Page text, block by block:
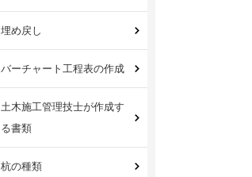
埋め戻し
バーチャート工程表の作成
土木施工管理技士が作成す
る書類
杭の種類